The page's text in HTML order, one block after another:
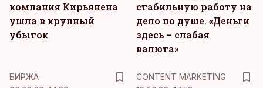
компания Кирьянена
ушла в крупный
убыток
стабильную работу на
дело по душе. «Деньги
здесь – слабая
валюта»
БИРЖА
CONTENT MARKETING